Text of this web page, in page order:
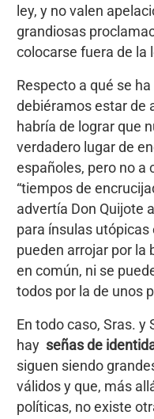
ley, y no valen
grandiosas
colocarse fuera de la
Respecto a qué se
debiéramos estar de
habría de lograr que
verdadero lugar de
españoles, pero no a
“tiempos de
advertía Don Quijote
para ínsulas
pueden arrojar por la
en común, ni se
todos por la de unos
En todo caso, Sras.
hay señas de
siguen siendo
válidos y que, más
políticas, no existe